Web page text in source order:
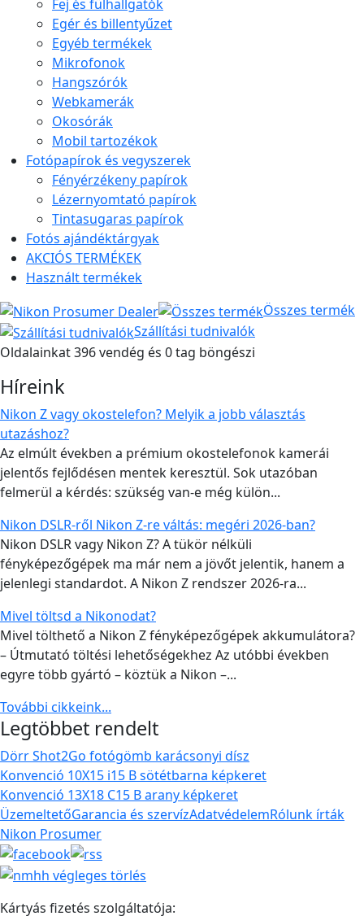
Fej és fülhallgatók
Egér és billentyűzet
Egyéb termékek
Mikrofonok
Hangszórók
Webkamerák
Okosórák
Mobil tartozékok
Fotópapírok és vegyszerek
Fényérzékeny papírok
Lézernyomtató papírok
Tintasugaras papírok
Fotós ajándéktárgyak
AKCIÓS TERMÉKEK
Használt termékek
Összes termék
Szállítási tudnivalók
Oldalainkat 396 vendég és 0 tag böngészi
Híreink
Nikon Z vagy okostelefon? Melyik a jobb választás
utazáshoz?
Az elmúlt években a prémium okostelefonok kamerái
jelentős fejlődésen mentek keresztül. Sok utazóban
felmerül a kérdés: szükség van-e még külön...
Nikon DSLR-ről Nikon Z-re váltás: megéri 2026-ban?
Nikon DSLR vagy Nikon Z? A tükör nélküli
fényképezőgépek ma már nem a jövőt jelentik, hanem a
jelenlegi standardot. A Nikon Z rendszer 2026-ra...
Mivel töltsd a Nikonodat?
Mivel tölthető a Nikon Z fényképezőgépek akkumulátora?
– Útmutató töltési lehetőségekhez Az utóbbi években
egyre több gyártó – köztük a Nikon –...
További cikkeink...
Legtöbbet rendelt
Dörr Shot2Go fotógömb karácsonyi dísz
Konvenció 10X15 i15 B sötétbarna képkeret
Konvenció 13X18 C15 B arany képkeret
ÜzemeltetőGarancia és szervízAdatvédelemRólunk írták
Nikon Prosumer
Kártyás fizetés szolgáltatója: